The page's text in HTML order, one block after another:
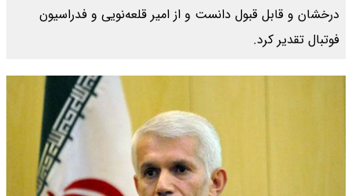
درخشان و قابل قبول دانست و از امیر قلعه‌نویی و فدراسیون
فوتبال تقدیر کرد.